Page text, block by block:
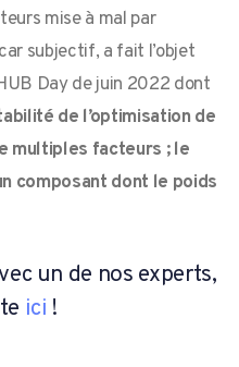
mise à mal par
subjectif, a fait l’objet
Day de juin 2022 dont
de l’optimisation de
multiples facteurs ; le
composant dont le poids
un de nos experts,
ici !